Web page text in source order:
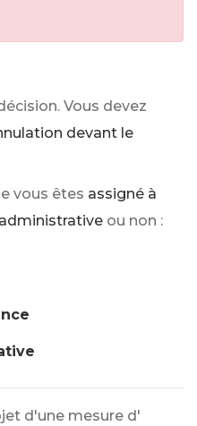
Vous devez
devant le
vous êtes assigné à
ou non :
d'une mesure d'